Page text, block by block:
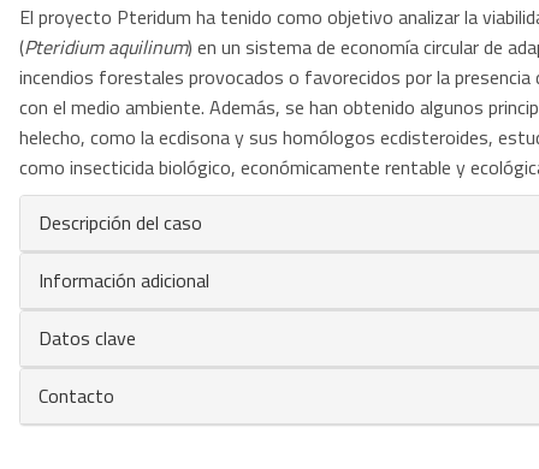
El proyecto Pteridum ha tenido como objetivo analizar la
(Pteridium aquilinum) en un sistema de economía circular de
incendios forestales provocados o favorecidos por la
con el medio ambiente. Además, se han obtenido algunos
helecho, como la ecdisona y sus homólogos ecdisteroides,
como insecticida biológico, económicamente rentable y
Descripción del caso
Información adicional
Datos clave
Contacto